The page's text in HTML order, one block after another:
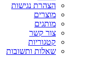
הצהרת נגישות
מוצרים
מותגים
צור קשר
קטגוריות
שאלות ותשובות